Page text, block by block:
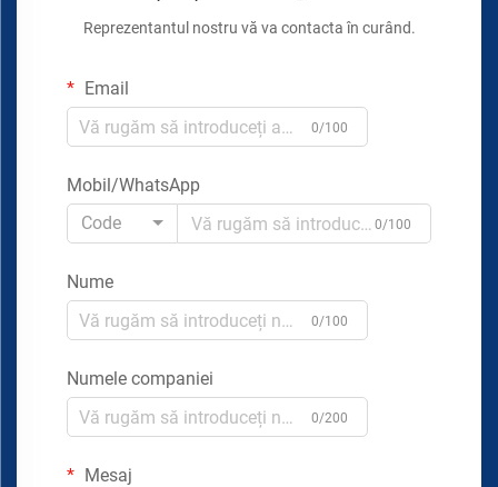
Reprezentantul nostru vă va contacta în curând.
Email
0/100
Mobil/WhatsApp
Code
0/100
Nume
0/100
Numele companiei
0/200
Mesaj